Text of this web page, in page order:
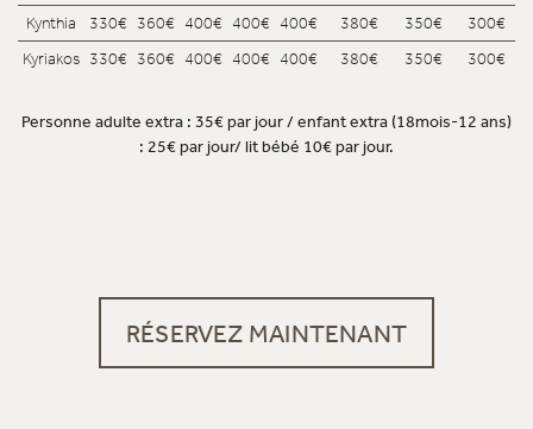
Kynthia
330€ 360€ 400€ 400€ 400€ 380€ 350€
300€
Kyriakos 330€ 360€ 400€ 400€ 400€ 380€ 350€ 300€
Personne adulte extra : 35€ par jour / enfant extra (18mois-12 ans)
: 25€ par jour/ lit bébé 10€ par jour.
RÉSERVEZ MAINTENANT